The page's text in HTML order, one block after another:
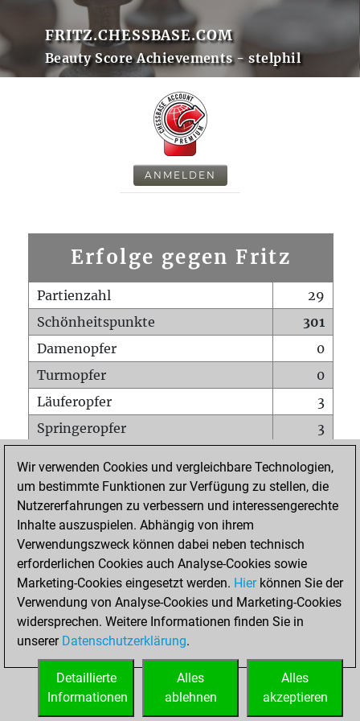
FRITZ.CHESSBASE.COM
Beauty Score Achievements - stelphil
ANMELDEN
Erfolge gegen Fritz
Partienzahl
29
Schönheitspunkte
301
Damenopfer
0
Turmopfer
0
Läuferopfer
3
Springeropfer
3
Matt auf vollem Brett
0
Bauer setzt Matt
0
Erstickte Matts
Unterverwandlungen
Türme auf der siebten
0
STARTSEITE
Wir verwenden Cookies und vergleichbare Technologien,
um bestimmte Funktionen zur Verfügung zu stellen, die
Nutzererfahrungen zu verbessern und interessengerechte
Inhalte auszuspielen. Abhängig von ihrem
Verwendungszweck können dabei neben technisch
erforderlichen Cookies auch Analyse-Cookies sowie
Marketing-Cookies eingesetzt werden. Hierkönnen Sie der
Verwendung von Analyse-Cookies und Marketing-Cookies
widersprechen. Weitere Informationen finden Sie in
unserer Datenschutzerklärung.
Alles
akzeptieren
Alles
ablehnen
Detaillierte
Informationen